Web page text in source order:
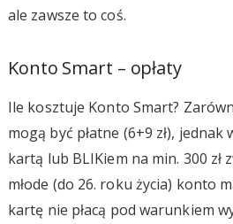
ale zawsze to coś.
Konto Smart – opłaty
Ile kosztuje Konto Smart?
mogą być płatne (6+9 zł), jednak
kartą lub BLIKiem na min. 300 zł
młode (do 26. roku życia) konto
kartę nie płacą pod warunkiem